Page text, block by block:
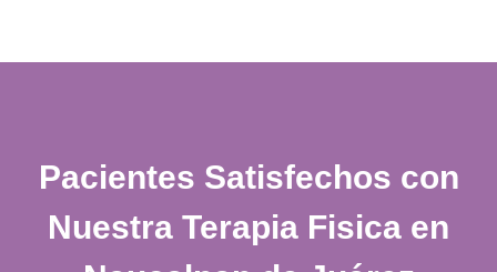
Pacientes Satisfechos con
Nuestra Terapia Fisica en